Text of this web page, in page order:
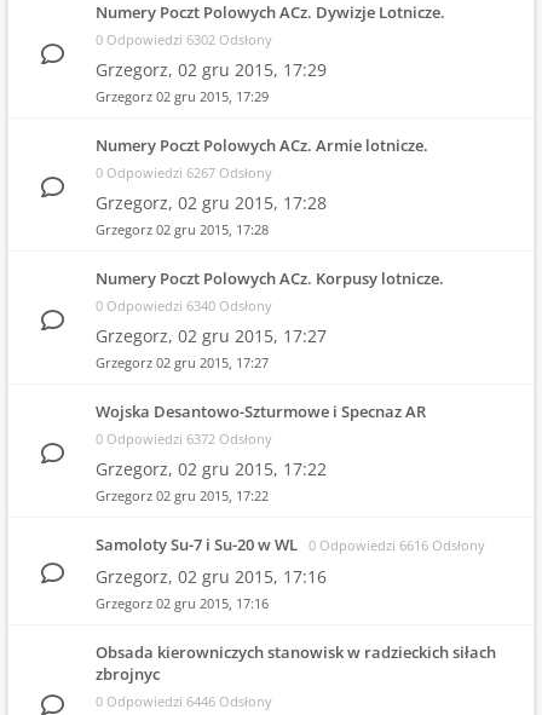
Numery Poczt Polowych ACz. Dywizje Lotnicze.
0 Odpowiedzi 6302 Odsłony
Grzegorz, 02 gru 2015, 17:29
Grzegorz 02 gru 2015, 17:29
Numery Poczt Polowych ACz. Armie lotnicze.
0 Odpowiedzi 6267 Odsłony
Grzegorz, 02 gru 2015, 17:28
Grzegorz 02 gru 2015, 17:28
Numery Poczt Polowych ACz. Korpusy lotnicze.
0 Odpowiedzi 6340 Odsłony
Grzegorz, 02 gru 2015, 17:27
Grzegorz 02 gru 2015, 17:27
Wojska Desantowo-Szturmowe i Specnaz AR
0 Odpowiedzi 6372 Odsłony
Grzegorz, 02 gru 2015, 17:22
Grzegorz 02 gru 2015, 17:22
Samoloty Su-7 i Su-20 w WL 0 Odpowiedzi 6616 Odsłony
Grzegorz, 02 gru 2015, 17:16
Grzegorz 02 gru 2015, 17:16
Obsada kierowniczych stanowisk w radzieckich siłach
zbrojnyc
0 Odpowiedzi 6446 Odsłony